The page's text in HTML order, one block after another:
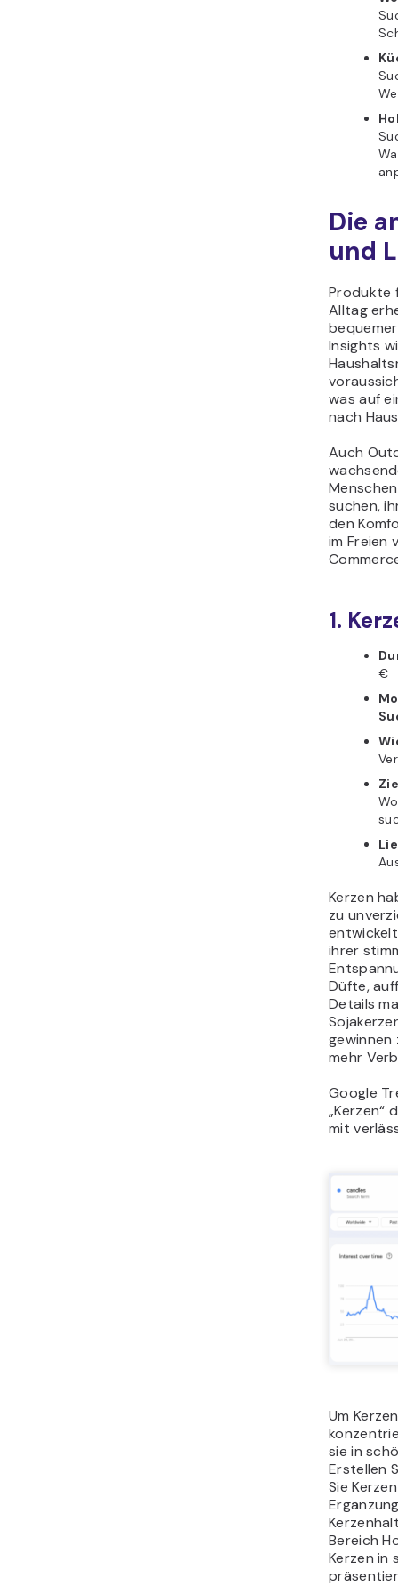
Die
und
Produkte
Alltag
Insights
was auf
nach
Auch
suchen,
den
im Freien
1.
€
Kerzen
zu
ihrer
Düfte,
Details
gewinnen
mehr
Google
„Kerzen“
mit
Um
sie in
Erstellen
Sie
Bereich
Kerzen in